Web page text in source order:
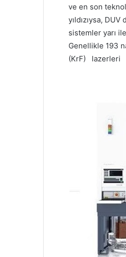
ve en son
yıldızıysa,
sistemler yarı
Genellikle 193
(KrF) lazerleri